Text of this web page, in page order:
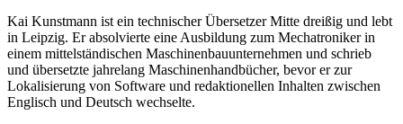
Kai Kunstmann ist ein technischer Übersetzer Mitte dreißig und lebt
in Leipzig. Er absolvierte eine Ausbildung zum Mechatroniker in
einem mittelständischen Maschinenbauunternehmen und schrieb
und übersetzte jahrelang Maschinenhandbücher, bevor er zur
Lokalisierung von Software und redaktionellen Inhalten zwischen
Englisch und Deutsch wechselte.